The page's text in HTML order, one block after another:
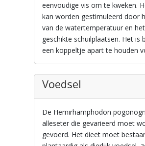
eenvoudige vis om te kweken.
kan worden gestimuleerd door
van de watertemperatuur en
geschikte schuilplaatsen. Het is
een koppeltje apart te houden
Voedsel
De Hemirhamphodon
alleseter die gevarieerd moet
gevoerd. Het dieet moet